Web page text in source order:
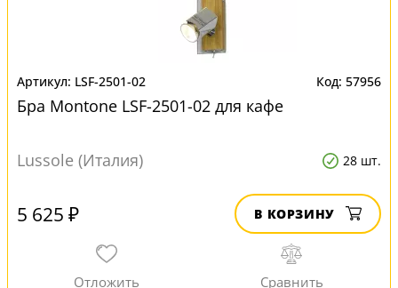
LSF-2501-02 57956
Бра Montone LSF-2501-02 для кафе
Lussole (Италия) 28 шт.
5 625 ₽ В КОРЗИНУ